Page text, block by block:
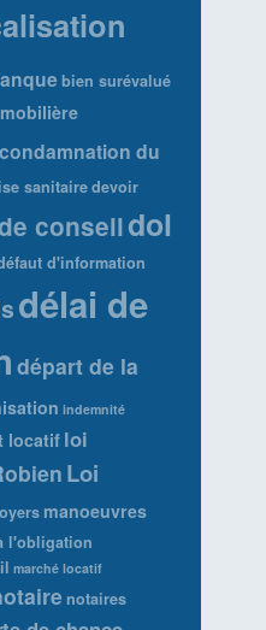
bien surévalué
condamnation du
sanitairedevoir
conseildol
d'information
délai de
départ de la
indemnité
locatifloi
Loi
manoeuvres
l'obligation
marché locatif
notaires